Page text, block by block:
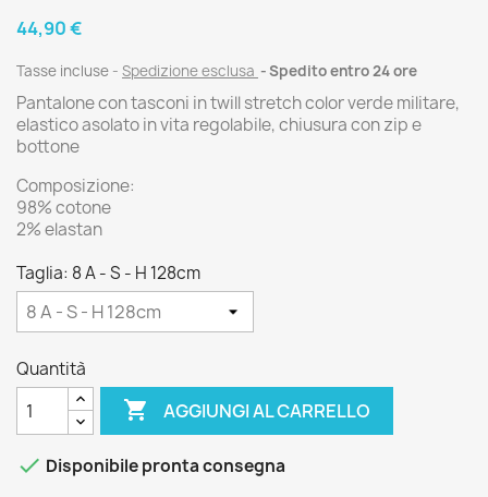
44,90 €
Tasse incluse Spedizione esclusa Spedito entro 24 ore
Pantalone con tasconi in twill stretch color verde militare,
elastico asolato in vita regolabile, chiusura con zip e
bottone
Composizione:
98% cotone
2% elastan
Taglia: 8 A - S - H 128cm
Quantità
 AGGIUNGI AL CARRELLO
 Disponibile pronta consegna